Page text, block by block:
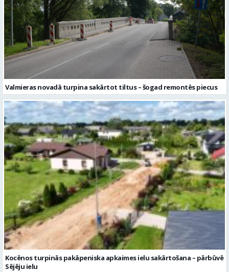
Valmieras novadā turpina sakārtot tiltus – šogad remontēs piecus
Kocēnos turpinās pakāpeniska apkaimes ielu sakārtošana – pārbūvē
Sējēju ielu